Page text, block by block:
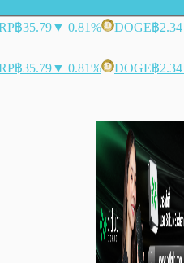
฿35.79▼ 0.81% DOGE฿2.34
฿35.79▼ 0.81% DOGE฿2.34